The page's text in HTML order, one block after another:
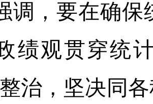
调，要在确保
绩观贯穿统
治，坚决同